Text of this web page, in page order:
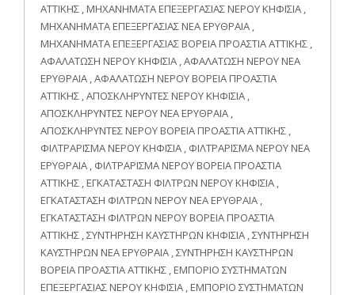
ΑΤΤΙΚΗΣ , ΜΗΧΑΝΗΜΑΤΑ ΕΠΕΞΕΡΓΑΣΙΑΣ ΝΕΡΟΥ ΚΗΦΙΣΙΑ ,
ΜΗΧΑΝΗΜΑΤΑ ΕΠΕΞΕΡΓΑΣΙΑΣ ΝΕΑ ΕΡΥΘΡΑΙΑ ,
ΜΗΧΑΝΗΜΑΤΑ ΕΠΕΞΕΡΓΑΣΙΑΣ ΒΟΡΕΙΑ ΠΡΟΑΣΤΙΑ ΑΤΤΙΚΗΣ ,
ΑΦΑΛΑΤΩΣΗ ΝΕΡΟΥ ΚΗΦΙΣΙΑ , ΑΦΑΛΑΤΩΣΗ ΝΕΡΟΥ ΝΕΑ
ΕΡΥΘΡΑΙΑ , ΑΦΑΛΑΤΩΣΗ ΝΕΡΟΥ ΒΟΡΕΙΑ ΠΡΟΑΣΤΙΑ
ΑΤΤΙΚΗΣ , ΑΠΟΣΚΛΗΡΥΝΤΕΣ ΝΕΡΟΥ ΚΗΦΙΣΙΑ ,
ΑΠΟΣΚΛΗΡΥΝΤΕΣ ΝΕΡΟΥ ΝΕΑ ΕΡΥΘΡΑΙΑ ,
ΑΠΟΣΚΛΗΡΥΝΤΕΣ ΝΕΡΟΥ ΒΟΡΕΙΑ ΠΡΟΑΣΤΙΑ ΑΤΤΙΚΗΣ ,
ΦΙΛΤΡΑΡΙΣΜΑ ΝΕΡΟΥ ΚΗΦΙΣΙΑ , ΦΙΛΤΡΑΡΙΣΜΑ ΝΕΡΟΥ ΝΕΑ
ΕΡΥΘΡΑΙΑ , ΦΙΛΤΡΑΡΙΣΜΑ ΝΕΡΟΥ ΒΟΡΕΙΑ ΠΡΟΑΣΤΙΑ
ΑΤΤΙΚΗΣ , ΕΓΚΑΤΑΣΤΑΣΗ ΦΙΛΤΡΩΝ ΝΕΡΟΥ ΚΗΦΙΣΙΑ ,
ΕΓΚΑΤΑΣΤΑΣΗ ΦΙΛΤΡΩΝ ΝΕΡΟΥ ΝΕΑ ΕΡΥΘΡΑΙΑ ,
ΕΓΚΑΤΑΣΤΑΣΗ ΦΙΛΤΡΩΝ ΝΕΡΟΥ ΒΟΡΕΙΑ ΠΡΟΑΣΤΙΑ
ΑΤΤΙΚΗΣ , ΣΥΝΤΗΡΗΣΗ ΚΑΥΣΤΗΡΩΝ ΚΗΦΙΣΙΑ , ΣΥΝΤΗΡΗΣΗ
ΚΑΥΣΤΗΡΩΝ ΝΕΑ ΕΡΥΘΡΑΙΑ , ΣΥΝΤΗΡΗΣΗ ΚΑΥΣΤΗΡΩΝ
ΒΟΡΕΙΑ ΠΡΟΑΣΤΙΑ ΑΤΤΙΚΗΣ , ΕΜΠΟΡΙΟ ΣΥΣΤΗΜΑΤΩΝ
ΕΠΕΞΕΡΓΑΣΙΑΣ ΝΕΡΟΥ ΚΗΦΙΣΙΑ , ΕΜΠΟΡΙΟ ΣΥΣΤΗΜΑΤΩΝ